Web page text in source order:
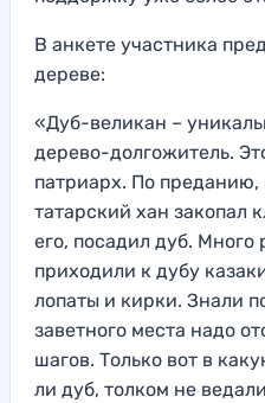
В анкете участника
дереве:
«Дуб-великан –
дерево-долгожитель.
патриарх. По преданию,
татарский хан закопал
его, посадил дуб. Много
приходили к дубу
лопаты и кирки. Знали
заветного места надо
шагов. Только вот в
ли дуб, толком не